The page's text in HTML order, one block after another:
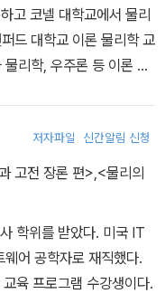
고 코넬 대학교에서 물리
드 대학교 이론 물리학 교
등 현대 물리학계를 뒤흔
립 과학원(NAS)과 미국
물리학 연구 기관 중 하
하기도 했다. 저서로는
: 고전 역학 편』, 『물리의
대성 이론과 고전 장론
저자파일 신간알림 신청
고전 장론 편> <물리의
학위를 받았다. 미국 IT
어 공학자로 재직했다.
육 프로그램 수강생이다.